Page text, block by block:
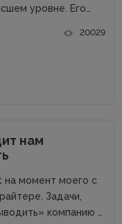
уровне. Его
— даже не
топовой
20029
нам
на момент моего с
Задачи,
компанию в